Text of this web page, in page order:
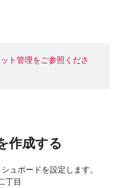
ト管理をご参照くださ
作成する
ュボードを設定します。
丁目